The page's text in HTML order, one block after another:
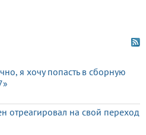
я хочу попасть в сборную
отреагировал на свой переход